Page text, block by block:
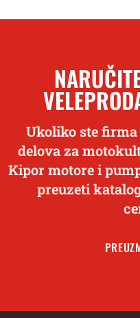
Ukoliko ste
delova za
Kipor motore i
preuzeti